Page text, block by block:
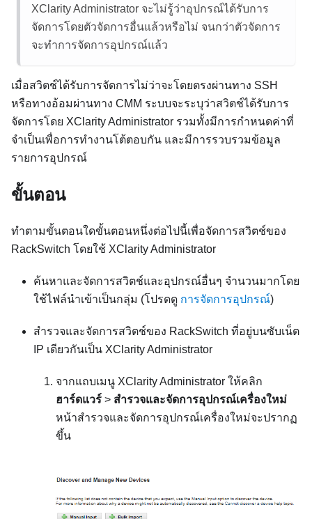
XClarity Administrator จะไม่รู้ว่าอุปกรณ์ได้รับการ
จัดการโดยตัวจัดการอื่นแล้วหรือไม่ จนกว่าตัวจัดการ
จะทำการจัดการอุปกรณ์แล้ว
เมื่อสวิตช์ได้รับการจัดการไม่ว่าจะโดยตรงผ่านทาง SSH
หรือทางอ้อมผ่านทาง CMM ระบบจะระบุว่าสวิตช์ได้รับการ
จัดการโดย XClarity Administrator รวมทั้งมีการกำหนดค่าที่
จำเป็นเพื่อการทำงานโต้ตอบกัน และมีการรวบรวมข้อมูล
รายการอุปกรณ์
ขั้นตอน
ทำตามขั้นตอนใดขั้นตอนหนึ่งต่อไปนี้เพื่อจัดการสวิตช์ของ
RackSwitch โดยใช้ XClarity Administrator
ค้นหาและจัดการสวิตช์และอุปกรณ์อื่นๆ จำนวนมากโดย
ใช้ไฟล์นำเข้าเป็นกลุ่ม (โปรดดู การจัดการอุปกรณ์)
สำรวจและจัดการสวิตช์ของ RackSwitch ที่อยู่บนซับเน็ต
IP เดียวกันเป็น XClarity Administrator
จากแถบเมนู XClarity Administrator ให้คลิก
ฮาร์ดแวร์ > สำรวจและจัดการอุปกรณ์เครื่องใหม่
หน้าสำรวจและจัดการอุปกรณ์เครื่องใหม่จะปรากฏ
ขึ้น